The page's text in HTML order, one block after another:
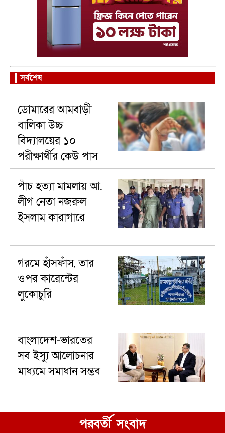
সর্বশেষ
ডোমারের আমবাড়ী
বালিকা উচ্চ
বিদ্যালয়ের ১০
পরীক্ষার্থীর কেউ পাস
করেনি
পাঁচ হত্যা মামলায় আ.
লীগ নেতা নজরুল
ইসলাম কারাগারে
গরমে হাঁসফাঁস, তার
ওপর কারেন্টের
লুকোচুরি
বাংলাদেশ-ভারতের
সব ইস্যু আলোচনার
মাধ্যমে সমাধান সম্ভব
পরবর্তী সংবাদ